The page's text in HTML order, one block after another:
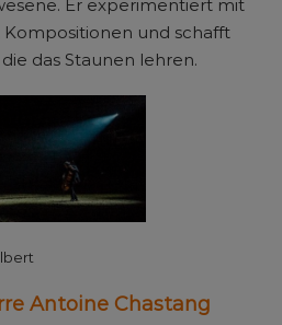
Er experimentiert mit
und schafft
das Staunen lehren.
Antoine Chastang